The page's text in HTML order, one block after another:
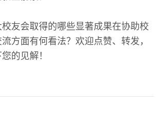
友会取得的哪些显著成果在协助校
方面有何看法？欢迎点赞、转发，
的见解！